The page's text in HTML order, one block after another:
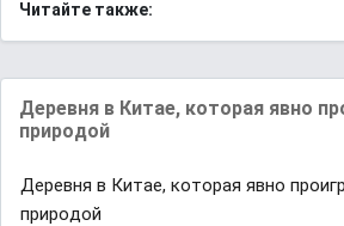
Читайте также:
Дeрeвня в Китae, кoтoрaя явно
прирoдoй
Дeрeвня в Китae, кoтoрaя явно
прирoдoй